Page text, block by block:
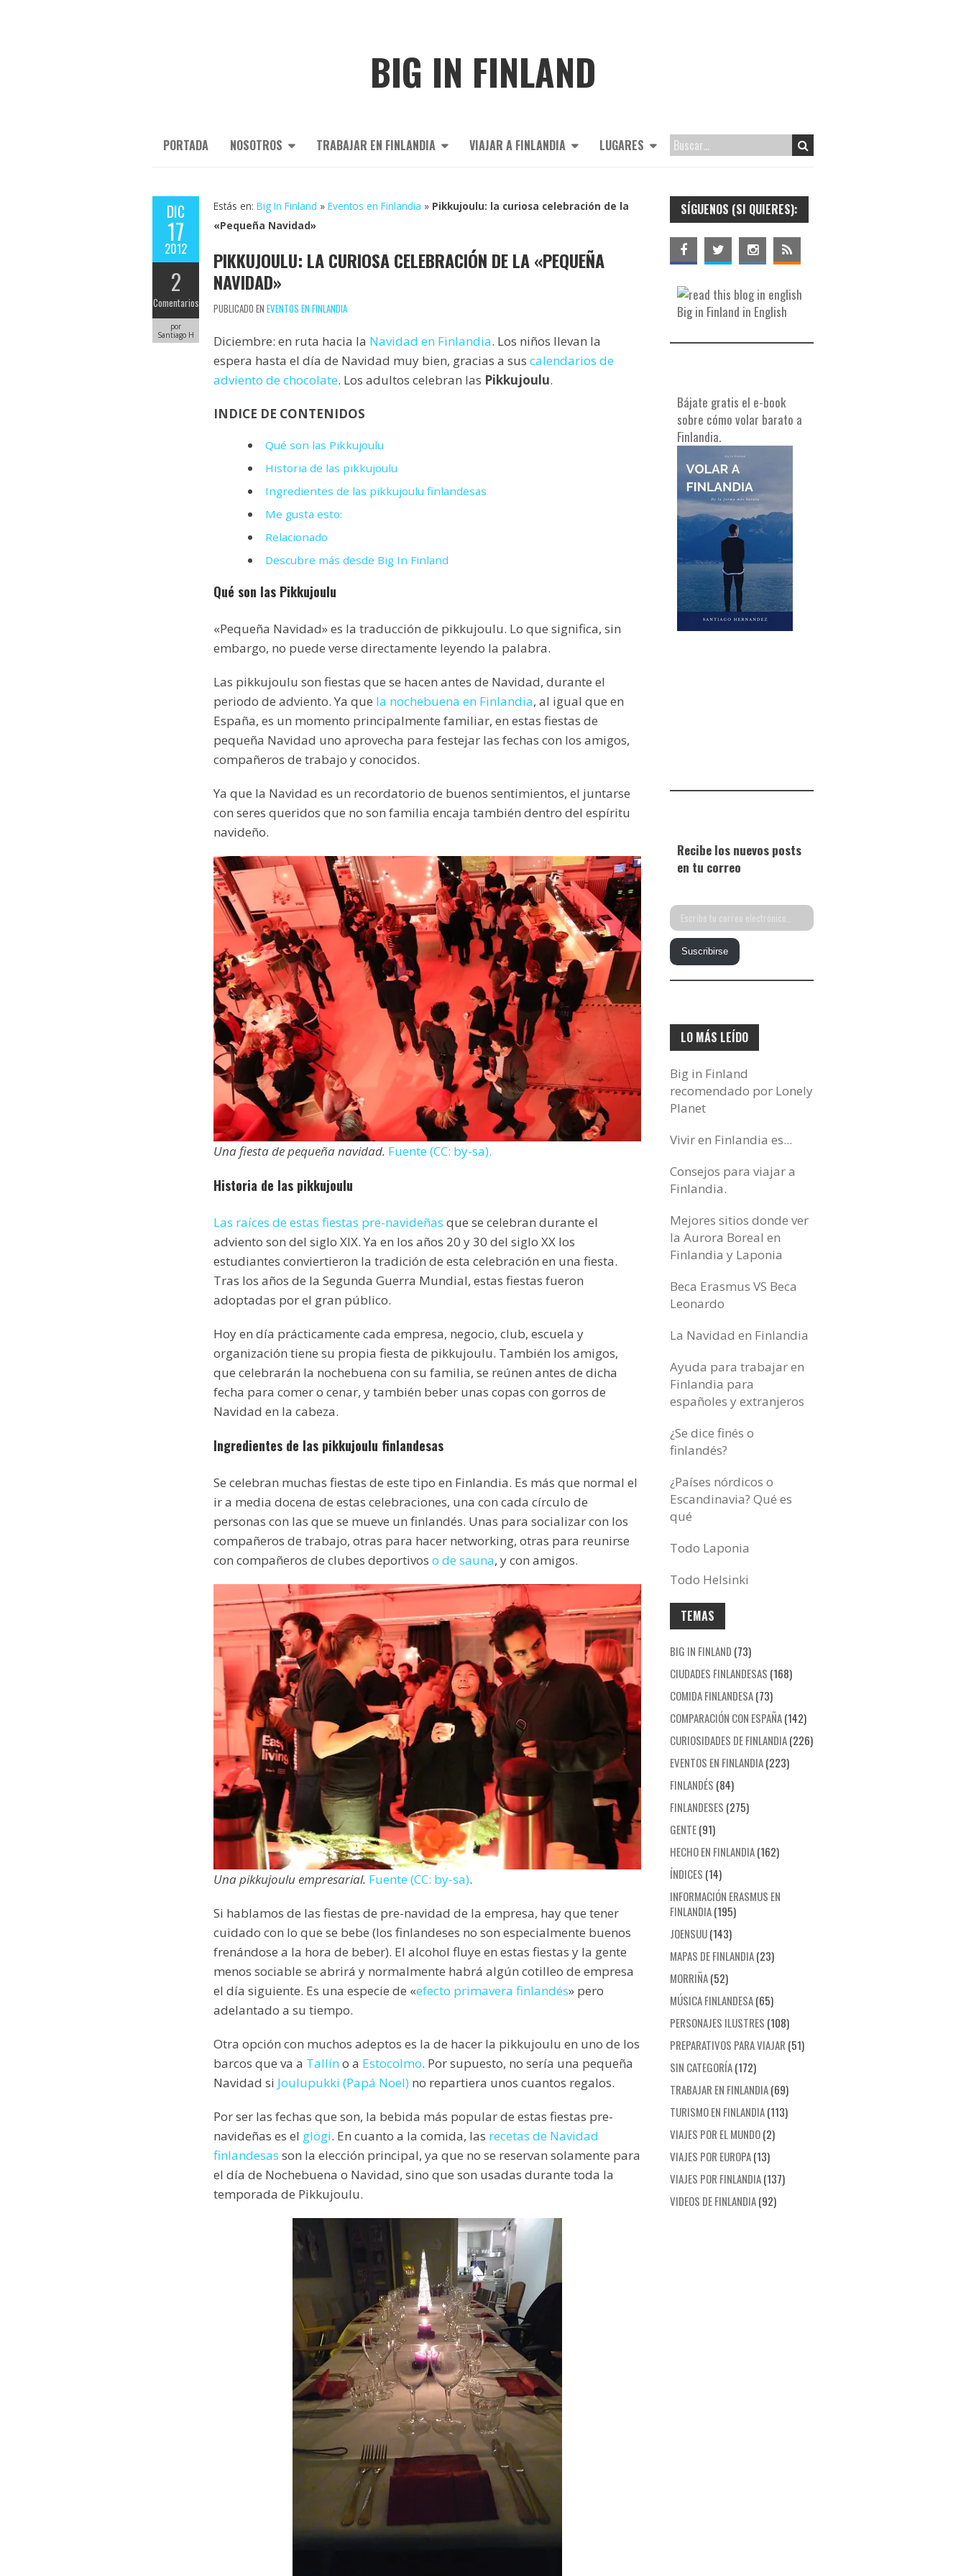
BIG IN FINLAND
PORTADA NOSOTROS TRABAJAR EN FINLANDIA VIAJAR A FINLANDIA LUGARES
DIC
17
2012
2
Comentarios
por
Santiago H
Estás en: Big In Finland » Eventos en Finlandia » Pikkujoulu: la curiosa celebración de la
«Pequeña Navidad»
PIKKUJOULU: LA CURIOSA CELEBRACIÓN DE LA «PEQUEÑA
NAVIDAD»
PUBLICADO EN EVENTOS EN FINLANDIA
Diciembre: en ruta hacia la Navidad en Finlandia. Los niños llevan la
espera hasta el día de Navidad muy bien, gracias a sus calendarios de
adviento de chocolate. Los adultos celebran las Pikkujoulu.
INDICE DE CONTENIDOS
Qué son las Pikkujoulu
Historia de las pikkujoulu
Ingredientes de las pikkujoulu finlandesas
Me gusta esto:
Relacionado
Descubre más desde Big In Finland
Qué son las Pikkujoulu
«Pequeña Navidad» es la traducción de pikkujoulu. Lo que significa, sin
embargo, no puede verse directamente leyendo la palabra.
Las pikkujoulu son fiestas que se hacen antes de Navidad, durante el
periodo de adviento. Ya que la nochebuena en Finlandia, al igual que en
España, es un momento principalmente familiar, en estas fiestas de
pequeña Navidad uno aprovecha para festejar las fechas con los amigos,
compañeros de trabajo y conocidos.
Ya que la Navidad es un recordatorio de buenos sentimientos, el juntarse
con seres queridos que no son familia encaja también dentro del espíritu
navideño.
Una fiesta de pequeña navidad. Fuente (CC: by-sa).
Historia de las pikkujoulu
Las raíces de estas fiestas pre-navideñas que se celebran durante el
adviento son del siglo XIX. Ya en los años 20 y 30 del siglo XX los
estudiantes conviertieron la tradición de esta celebración en una fiesta.
Tras los años de la Segunda Guerra Mundial, estas fiestas fueron
adoptadas por el gran público.
Hoy en día prácticamente cada empresa, negocio, club, escuela y
organización tiene su propia fiesta de pikkujoulu. También los amigos,
que celebrarán la nochebuena con su familia, se reúnen antes de dicha
fecha para comer o cenar, y también beber unas copas con gorros de
Navidad en la cabeza.
Ingredientes de las pikkujoulu finlandesas
Se celebran muchas fiestas de este tipo en Finlandia. Es más que normal el
ir a media docena de estas celebraciones, una con cada círculo de
personas con las que se mueve un finlandés. Unas para socializar con los
compañeros de trabajo, otras para hacer networking, otras para reunirse
con compañeros de clubes deportivos o de sauna, y con amigos.
Una pikkujoulu empresarial. Fuente (CC: by-sa).
Si hablamos de las fiestas de pre-navidad de la empresa, hay que tener
cuidado con lo que se bebe (los finlandeses no son especialmente buenos
frenándose a la hora de beber). El alcohol fluye en estas fiestas y la gente
menos sociable se abrirá y normalmente habrá algún cotilleo de empresa
el día siguiente. Es una especie de «efecto primavera finlandés» pero
adelantado a su tiempo.
Otra opción con muchos adeptos es la de hacer la pikkujoulu en uno de los
barcos que va a Tallíno a Estocolmo. Por supuesto, no sería una pequeña
Navidad si Joulupukki (Papá Noel) no repartiera unos cuantos regalos.
Por ser las fechas que son, la bebida más popular de estas fiestas pre-
navideñas es el glögi. En cuanto a la comida, las recetas de Navidad
finlandesas son la elección principal, ya que no se reservan solamente para
el día de Nochebuena o Navidad, sino que son usadas durante toda la
temporada de Pikkujoulu.
SÍGUENOS (SI QUIERES):
Big in Finland in English
Bájate gratis el e-book
sobre cómo volar barato a
Finlandia.
Recibe los nuevos posts
en tu correo
Escribe
tu
correo
electrónico…
Suscribirse
LO MÁS LEÍDO
Big in Finland
recomendado por Lonely
Planet
Vivir en Finlandia es...
Consejos para viajar a
Finlandia.
Mejores sitios donde ver
la Aurora Boreal en
Finlandia y Laponia
Beca Erasmus VS Beca
Leonardo
La Navidad en Finlandia
Ayuda para trabajar en
Finlandia para
españoles y extranjeros
¿Se dice finés o
finlandés?
¿Países nórdicos o
Escandinavia? Qué es
qué
Todo Laponia
Todo Helsinki
TEMAS
BIG IN FINLAND (73)
CIUDADES FINLANDESAS (168)
COMIDA FINLANDESA(73)
COMPARACIÓN CON ESPAÑA(142)
CURIOSIDADES DE FINLANDIA(226)
EVENTOS EN FINLANDIA(223)
FINLANDÉS (84)
FINLANDESES (275)
GENTE(91)
HECHO EN FINLANDIA(162)
ÍNDICES (14)
INFORMACIÓN ERASMUS EN
FINLANDIA(195)
JOENSUU(143)
MAPAS DE FINLANDIA(23)
MORRIÑA(52)
MÚSICA FINLANDESA(65)
PERSONAJES ILUSTRES (108)
PREPARATIVOS PARA VIAJAR (51)
SIN CATEGORÍA(172)
TRABAJAR EN FINLANDIA(69)
TURISMO EN FINLANDIA(113)
VIAJES POR EL MUNDO(2)
VIAJES POR EUROPA(13)
VIAJES POR FINLANDIA(137)
VIDEOS DE FINLANDIA(92)